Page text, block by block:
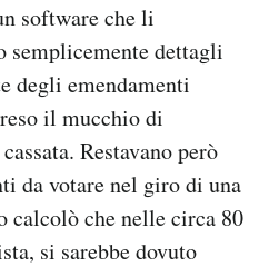
software che li
dettagli
degli emendamenti
il mucchio di
Restavano però
da votare nel giro di una
calcolò che nelle circa 80
si sarebbe dovuto